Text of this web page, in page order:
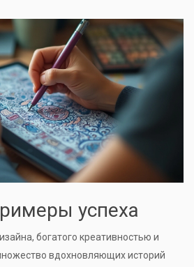
успеха
богатого креативностью и
вдохновляющих историй